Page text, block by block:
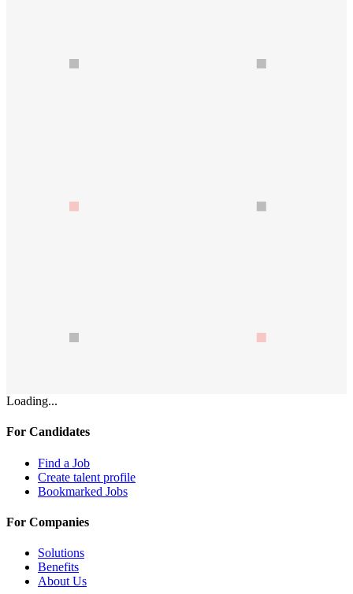
Loading...
For Candidates
Find a Job
Create talent profile
Bookmarked Jobs
For Companies
Solutions
Benefits
About Us